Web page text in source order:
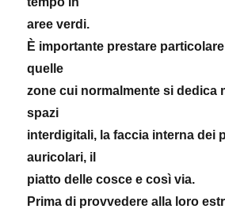
aree verdi.
È importante prestare
quelle
zone cui normalmente si dedica
spazi
interdigitali, la faccia interna dei
auricolari, il
piatto delle cosce e così via.
Prima di provvedere alla loro